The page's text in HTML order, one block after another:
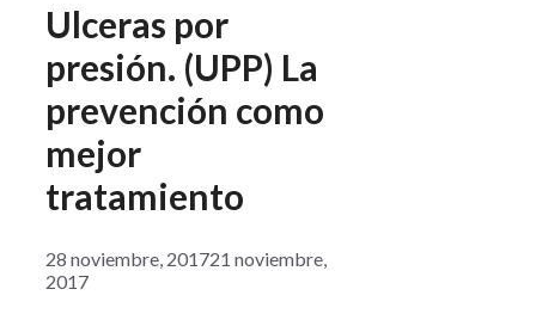
Ulceras por
presión. (UPP) La
prevención como
mejor
tratamiento
28 noviembre, 201721 noviembre,
2017